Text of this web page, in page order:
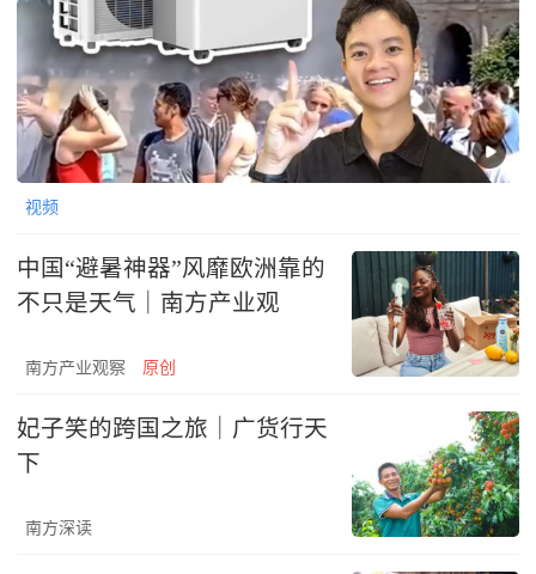
视频
中国“避暑神器”风靡欧洲靠的
不只是天气｜南方产业观
南方产业观察 原创
妃子笑的跨国之旅｜广货行天
下
南方深读